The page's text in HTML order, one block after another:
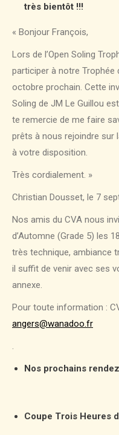
très bientôt !!!
« Bonjour François,
Lors de l’Open Soling
participer à notre Trophée
octobre prochain. Cette
Soling de JM Le Guillou
te remercie de me faire
prêts à nous rejoindre sur
à votre disposition.
Très cordialement. »
Christian Dousset, le 7
Nos amis du CVA nous
d’Automne (Grade 5) les
très technique, ambiance
il suffit de venir avec ses
annexe.
Pour toute information :
angers@wanadoo.fr
.
Nos prochains
Coupe Trois Heures